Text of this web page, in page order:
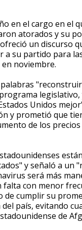
en el cargo en el
atorados y su
un discurso
a su partido para
noviembre.
Unidos
y prometió que
de los
y señaló a un
será más
falta con menor
cumplir su
país, evitando
de